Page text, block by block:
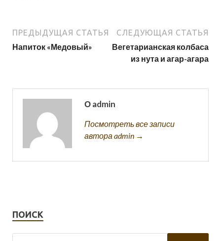
ПРЕДЫДУЩАЯ СТАТЬЯ
Напиток «Медовый»
СЛЕДУЮЩАЯ СТАТЬЯ
Вегетарианская колбаса
из нута и агар-агара
О admin
Посмотреть все записи
автора admin →
ПОИСК